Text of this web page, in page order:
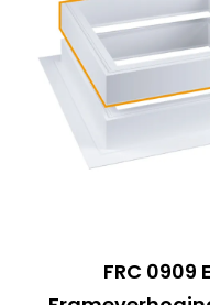
FRC 0909